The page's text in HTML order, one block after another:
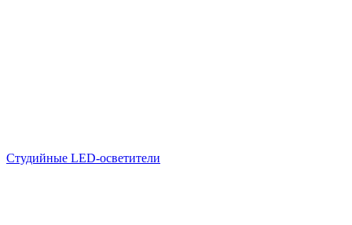
Студийные LED-осветители